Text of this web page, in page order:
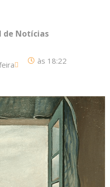
de Notícias
às 18:22